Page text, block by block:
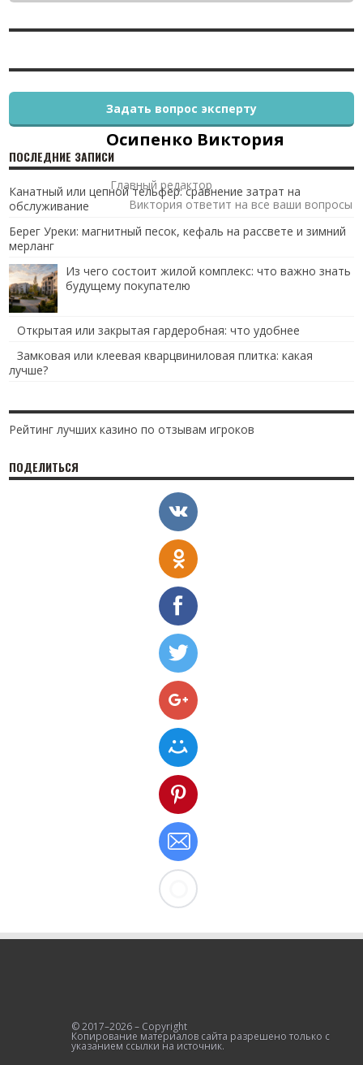
Осипенко Виктория
Главный редактор
Виктория ответит на все ваши вопросы
Задать вопрос эксперту
ПОСЛЕДНИЕ ЗАПИСИ
Канатный или цепной тельфер: сравнение затрат на
обслуживание
Берег Уреки: магнитный песок, кефаль на рассвете и зимний
мерланг
Из чего состоит жилой комплекс: что важно знать
будущему покупателю
Открытая или закрытая гардеробная: что удобнее
Замковая или клеевая кварцвиниловая плитка: какая
лучше?
Рейтинг лучших казино по отзывам игроков
ПОДЕЛИТЬСЯ
© 2017–2026 – Copyright
Копирование материалов сайта разрешено только с
указанием ссылки на источник.